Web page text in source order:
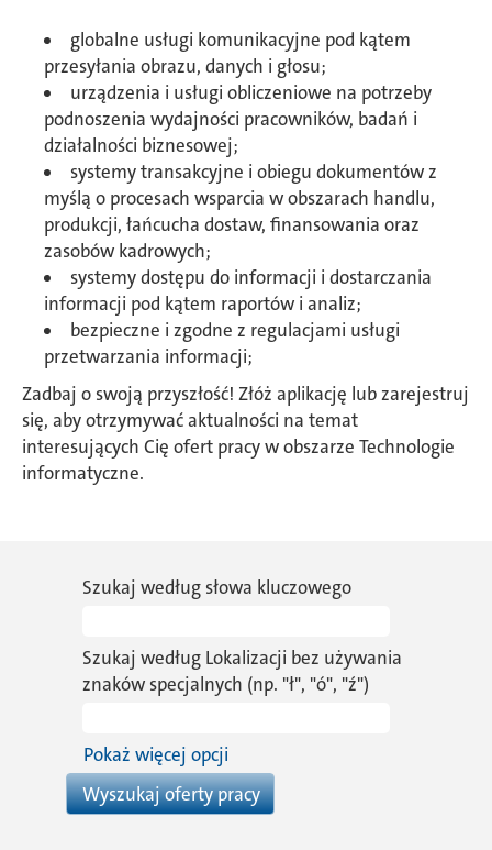
globalne usługi komunikacyjne pod kątem
przesyłania obrazu, danych i głosu;
urządzenia i usługi obliczeniowe na potrzeby
podnoszenia wydajności pracowników, badań i
działalności biznesowej;
systemy transakcyjne i obiegu dokumentów z
myślą o procesach wsparcia w obszarach handlu,
produkcji, łańcucha dostaw, finansowania oraz
zasobów kadrowych;
systemy dostępu do informacji i dostarczania
informacji pod kątem raportów i analiz;
bezpieczne i zgodne z regulacjami usługi
przetwarzania informacji;
Zadbaj o swoją przyszłość! Złóż aplikację lub zarejestruj
się, aby otrzymywać aktualności na temat
interesujących Cię ofert pracy w obszarze Technologie
informatyczne.
Szukaj według słowa kluczowego
Szukaj według Lokalizacji bez używania
znaków specjalnych (np. "ł", "ó", "ź")
Pokaż więcej opcji